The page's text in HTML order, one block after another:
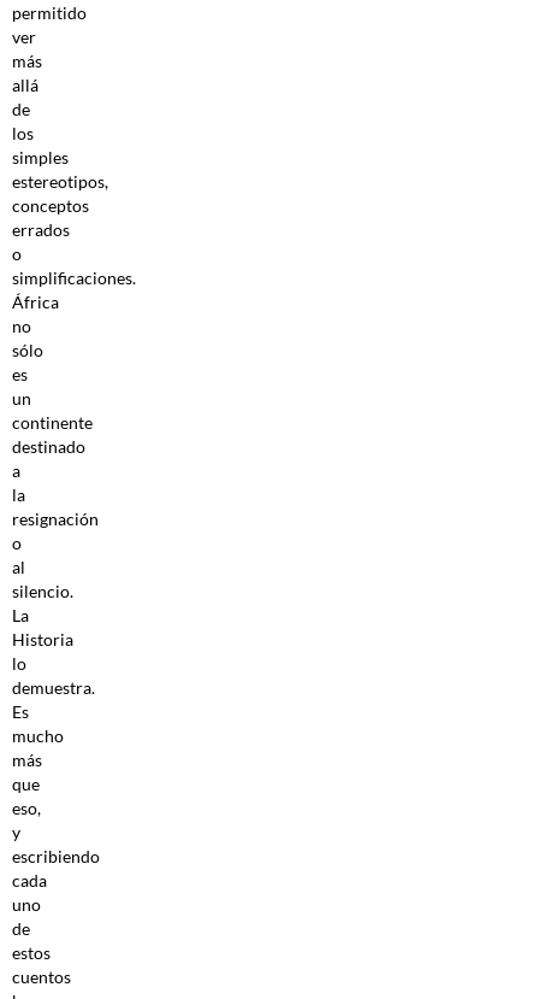
permitido
ver
más
allá
de
los
simples
estereotipos,
conceptos
errados
o
simplificaciones.
África
no
sólo
es
un
continente
destinado
a
la
resignación
o
al
silencio.
La
Historia
lo
demuestra.
Es
mucho
más
que
eso,
y
escribiendo
cada
uno
de
estos
cuentos